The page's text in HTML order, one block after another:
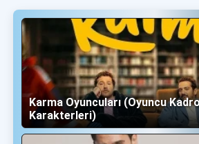
Karma Oyuncuları (Oyuncu
Karakterleri)